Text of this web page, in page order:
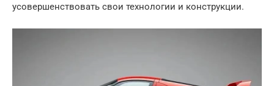
усовершенствовать свои технологии и конструкции.